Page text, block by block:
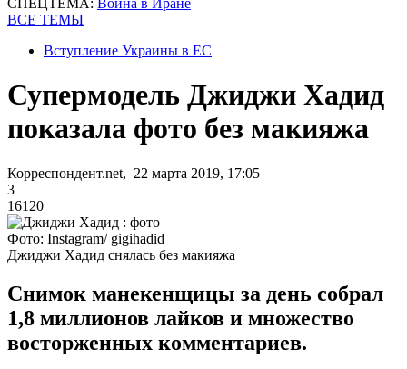
СПЕЦТЕМА: Война в Иране
ВСЕ ТЕМЫ
Вступление Украины в ЕС
Супермодель Джиджи Хадид
показала фото без макияжа
Корреспондент.net, 22 марта 2019, 17:05
3
16120
Фото: Instagram/ gigihadid
Джиджи Хадид снялась без макияжа
Снимок манекенщицы за день собрал
1,8 миллионов лайков и множество
восторженных комментариев.